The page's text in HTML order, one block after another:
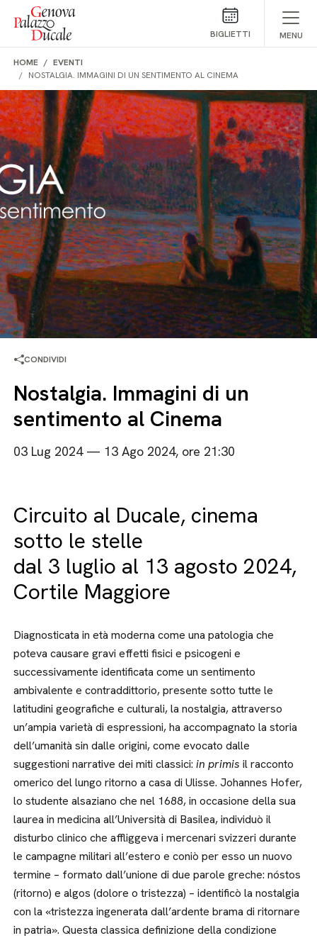
Salta al contenuto
BIGLIETTI MENU
HOME
EVENTI
NOSTALGIA. IMMAGINI DI UN SENTIMENTO AL CINEMA
CONDIVIDI
Nostalgia. Immagini di un
sentimento al Cinema
03 Lug 2024 — 13 Ago 2024, ore 21:30
Circuito al Ducale, cinema
sotto le stelle
dal 3 luglio al 13 agosto 2024,
Cortile Maggiore
Diagnosticata in età moderna come una patologia che
poteva causare gravi effetti fisici e psicogeni e
successivamente identificata come un sentimento
ambivalente e contraddittorio, presente sotto tutte le
latitudini geografiche e culturali, la nostalgia, attraverso
un’ampia varietà di espressioni, ha accompagnato la storia
dell’umanità sin dalle origini, come evocato dalle
suggestioni narrative dei miti classici:in primis il racconto
omerico del lungo ritorno a casa di Ulisse. Johannes Hofer,
lo studente alsaziano che nel 1688, in occasione della sua
laurea in medicina all’Università di Basilea, individuò il
disturbo clinico che affliggeva i mercenari svizzeri durante
le campagne militari all’estero e coniò per esso un nuovo
termine – formato dall’unione di due parole greche: nóstos
(ritorno) e algos (dolore o tristezza) – identificò la nostalgia
con la «tristezza ingenerata dall’ardente brama di ritornare
in patria». Questa classica definizione della condizione